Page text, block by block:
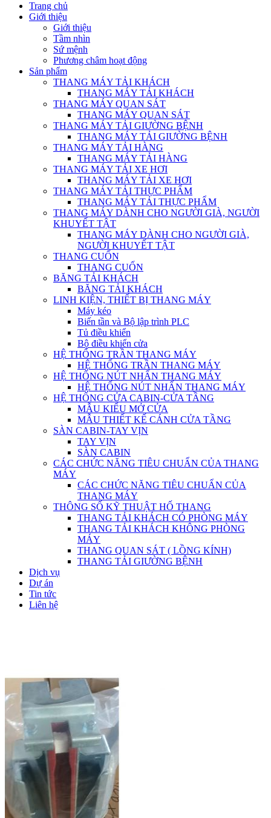
Trang chủ
Giới thiệu
Giới thiệu
Tầm nhìn
Sứ mệnh
Phương châm hoạt động
Sản phẩm
THANG MÁY TẢI KHÁCH
THANG MÁY TẢI KHÁCH
THANG MÁY QUAN SÁT
THANG MÁY QUAN SÁT
THANG MÁY TẢI GIƯỜNG BỆNH
THANG MÁY TẢI GIƯỜNG BỆNH
THANG MÁY TẢI HÀNG
THANG MÁY TẢI HÀNG
THANG MÁY TẢI XE HƠI
THANG MÁY TẢI XE HƠI
THANG MÁY TẢI THỰC PHẨM
THANG MÁY TẢI THỰC PHẨM
THANG MÁY DÀNH CHO NGƯỜI GIÀ, NGƯỜI
KHUYẾT TẬT
THANG MÁY DÀNH CHO NGƯỜI GIÀ,
NGƯỜI KHUYẾT TẬT
THANG CUỐN
THANG CUỐN
BĂNG TẢI KHÁCH
BĂNG TẢI KHÁCH
LINH KIỆN, THIẾT BỊ THANG MÁY
Máy kéo
Biến tần và Bộ lập trình PLC
Tủ điều khiển
Bộ điều khiển cửa
HỆ THỐNG TRẦN THANG MÁY
HỆ THỐNG TRẦN THANG MÁY
HỆ THỐNG NÚT NHẤN THANG MÁY
HỆ THỐNG NÚT NHẤN THANG MÁY
HỆ THỐNG CỬA CABIN-CỬA TẦNG
MẪU KIỂU MỞ CỬA
MẪU THIẾT KẾ CÁNH CỬA TẦNG
SÀN CABIN-TAY VỊN
TAY VỊN
SÀN CABIN
CÁC CHỨC NĂNG TIÊU CHUẨN CỦA THANG
MÁY
CÁC CHỨC NĂNG TIÊU CHUẨN CỦA
THANG MÁY
THÔNG SỐ KỸ THUẬT HỐ THANG
THANG TẢI KHÁCH CÓ PHÒNG MÁY
THANG TẢI KHÁCH KHÔNG PHÒNG
MÁY
THANG QUAN SÁT ( LỒNG KÍNH)
THANG TẢI GIƯỜNG BỆNH
Dịch vụ
Dự án
Tin tức
Liên hệ